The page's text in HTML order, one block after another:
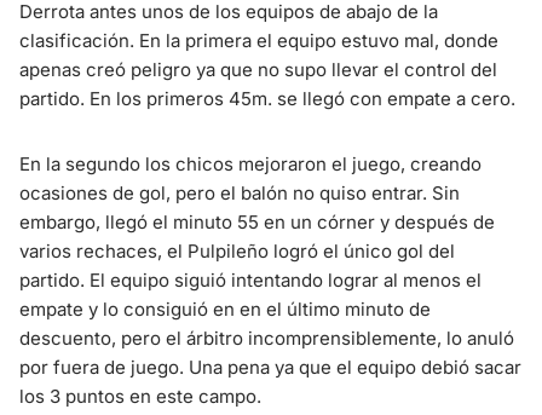
Derrota antes unos de los equipos de abajo de la
clasificación. En la primera el equipo estuvo mal, donde
apenas creó peligro ya que no supo llevar el control del
partido. En los primeros 45m. se llegó con empate a cero.
En la segundo los chicos mejoraron el juego, creando
ocasiones de gol, pero el balón no quiso entrar. Sin
embargo, llegó el minuto 55 en un córner y después de
varios rechaces, el Pulpileño logró el único gol del
partido. El equipo siguió intentando lograr al menos el
empate y lo consiguió en en el último minuto de
descuento, pero el árbitro incomprensiblemente, lo anuló
por fuera de juego. Una pena ya que el equipo debió sacar
los 3 puntos en este campo.